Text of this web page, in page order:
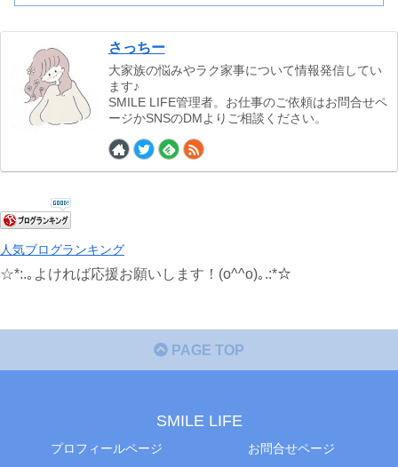
さっちー
大家族の悩みやラク家事について情報発信してい
ます♪
SMILE LIFE管理者。お仕事のご依頼はお問合せペ
ージかSNSのDMよりご相談ください。
人気ブログランキング
☆*:.｡よければ応援お願いします！(o^^o)｡.:*☆
PAGE TOP
SMILE LIFE
プロフィールページ お問合せページ